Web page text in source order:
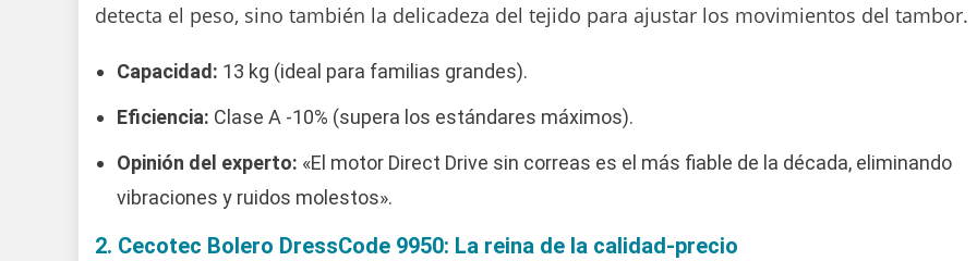
detecta el peso, sino también la delicadeza del tejido para ajustar los movimientos del tambor.
Capacidad: 13 kg (ideal para familias grandes).
Eficiencia: Clase A -10% (supera los estándares máximos).
Opinión del experto: «El motor Direct Drive sin correas es el más fiable de la década, eliminando
vibraciones y ruidos molestos».
2. Cecotec Bolero DressCode 9950: La reina de la calidad-precio